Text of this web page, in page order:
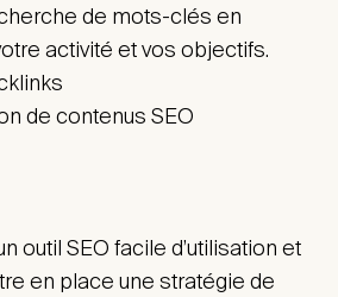
de mots-clés en
activité et vos objectifs.
de contenus SEO
outil SEO facile d’utilisation et
en place une stratégie de